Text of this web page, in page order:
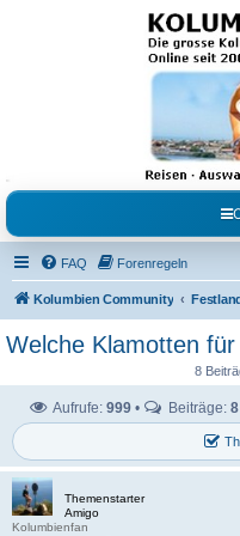
Kolumbienforum -
grosse Forum der
Freunde
Reisen, Auswandern, Kultur, Politik,
Austausch, Erfahrungen und
FAQ Forenregeln
Kolumbien Community
Welche Klamotten
8
Aufrufe: 999 • Beiträge: 8
Themenstarter
Amigo
Kolumbienfan